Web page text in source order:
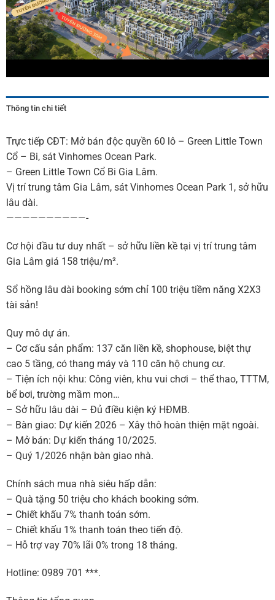
Thông tin chi tiết
Trực tiếp CĐT: Mở bán độc quyền 60 lô – Green Little Town
Cổ – Bi, sát Vinhomes Ocean Park.
– Green Little Town Cổ Bi Gia Lâm.
Vị trí trung tâm Gia Lâm, sát Vinhomes Ocean Park 1, sở hữu
lâu dài.
——————————-
Cơ hội đầu tư duy nhất – sở hữu liền kề tại vị trí trung tâm
Gia Lâm giá 158 triệu/m².
Sổ hồng lâu dài booking sớm chỉ 100 triệu tiềm năng X2X3
tài sản!
Quy mô dự án.
– Cơ cấu sản phẩm: 137 căn liền kề, shophouse, biệt thự
cao 5 tầng, có thang máy và 110 căn hộ chung cư.
– Tiện ích nội khu: Công viên, khu vui chơi – thể thao, TTTM,
bể bơi, trường mầm mon…
– Sở hữu lâu dài – Đủ điều kiện ký HĐMB.
– Bàn giao: Dự kiến 2026 – Xây thô hoàn thiện mặt ngoài.
– Mở bán: Dự kiến tháng 10/2025.
– Quý 1/2026 nhận bàn giao nhà.
Chính sách mua nhà siêu hấp dẫn:
– Quà tặng 50 triệu cho khách booking sớm.
– Chiết khấu 7% thanh toán sớm.
– Chiết khấu 1% thanh toán theo tiến độ.
– Hỗ trợ vay 70% lãi 0% trong 18 tháng.
Hotline: 0989 701 ***.